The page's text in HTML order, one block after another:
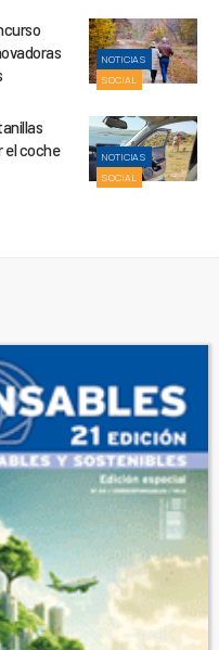
NOTICIAS
SOCIAL
NOTICIAS
SOCIAL
el coche